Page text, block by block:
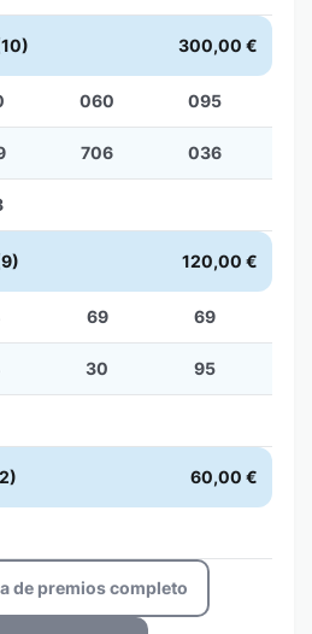
300,00 €
060 095
706 036
120,00 €
69 69
30 95
60,00 €
de premios completo